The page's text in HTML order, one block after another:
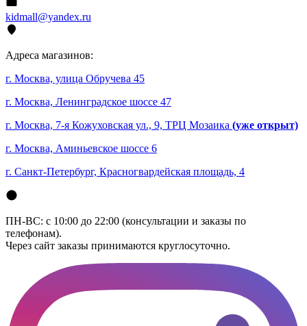
kidmall@yandex.ru
Адреса магазинов:
г. Москва, улица Обручева 45
г. Москва, Ленинградское шоссе 47
г. Москва, 7-я Кожуховская ул., 9, ТРЦ Мозаика (уже открыт)
г. Москва, Аминьевское шоссе 6
г. Санкт-Петербург, Красногвардейская площадь, 4
ПН-ВС: с 10:00 до 22:00 (консультации и заказы по
телефонам).
Через сайт заказы принимаются круглосуточно.